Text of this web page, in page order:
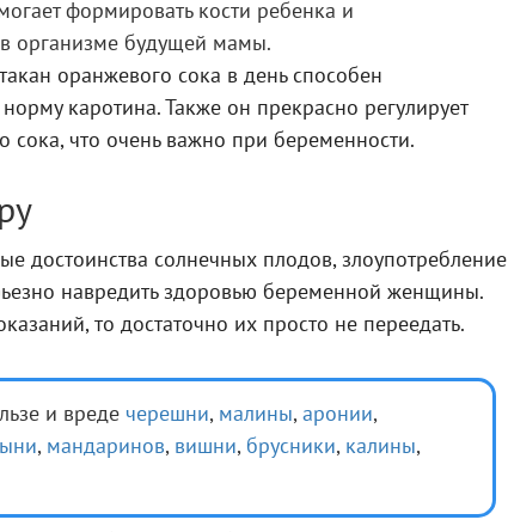
формировать кости ребенка и
в организме будущей мамы.
оранжевого сока в день способен
каротина. Также он прекрасно регулирует
сока, что очень важно при беременности.
достоинства солнечных плодов, злоупотребление
навредить здоровью беременной женщины.
то достаточно их просто не переедать.
и вреде черешни, малины, аронии,
, мандаринов, вишни, брусники, калины,